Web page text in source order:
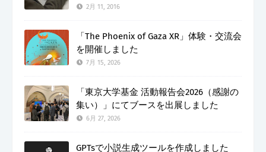
2月 11, 2016
「The Phoenix of Gaza XR」体験・交流会
を開催しました
7月 15, 2026
「東京大学基金 活動報告会2026（感謝の
集い）」にてブースを出展しました
6月 27, 2026
GPTsで小説生成ツールを作成しました